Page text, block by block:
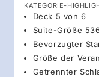
KATEGORIE-
Deck 5 von 6
Suite-Größe
Bevorzugter
Größe der
Getrennter